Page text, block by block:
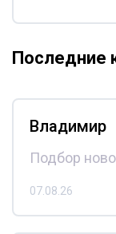
Последние
Владимир
Подбор
07.08.26